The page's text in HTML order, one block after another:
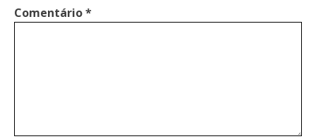
Comentário*